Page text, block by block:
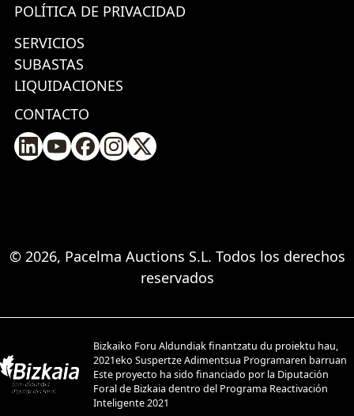
POLÍTICA DE PRIVACIDAD
SERVICIOS
SUBASTAS
LIQUIDACIONES
CONTACTO
© 2026, Pacelma Auctions S.L. Todos los derechos
reservados
Bizkaiko Foru Aldundiak finantzatu du proiektu hau,
2021eko Suspertze Adimentsua Programaren barruan
Este proyecto ha sido financiado por la Diputación
Foral de Bizkaia dentro del Programa Reactivación
Inteligente 2021